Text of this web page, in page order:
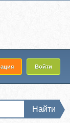
Войти
Найти